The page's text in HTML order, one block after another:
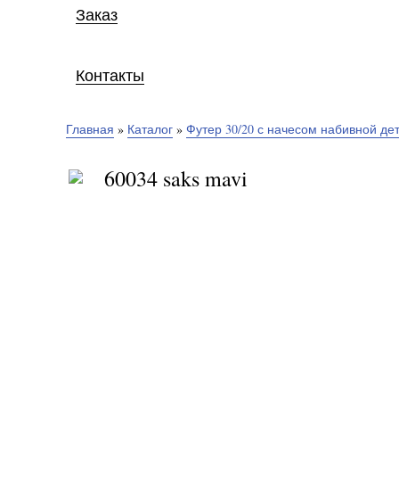
Заказ
Контакты
Главная » Каталог » Футер 30/20 с начесом набивной
60034 saks mavi